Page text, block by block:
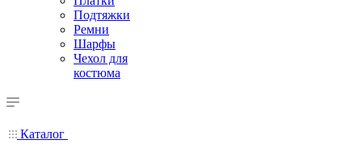
Подтяжки
Ремни
Шарфы
Чехол для
костюма
Каталог